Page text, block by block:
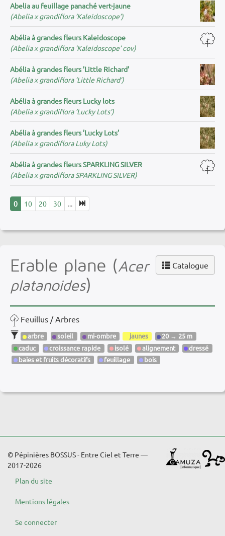
Abelia au feuillage panaché vert-jaune
(Abelia x grandiflora ’Kaleidoscope’)
Abélia à grandes fleurs Kaleidoscope
(Abelia x grandiflora ’Kaleidoscope’ cov)
Abélia à grandes fleurs ’Little Richard’
(Abelia x grandiflora ’Little Richard’)
Abélia à grandes fleurs Lucky lots
(Abelia x grandiflora ’Lucky Lots’)
Abélia à grandes fleurs ’Lucky Lots’
(Abelia x grandiflora Luky Lots)
Abélia à grandes fleurs SPARKLING SILVER
(Abelia x grandiflora SPARKLING SILVER)
0 10 20 30 ...
Catalogue
Erable plane (Acer
platanoides)
Feuillus / Arbres
arbre soleil mi-ombre jaunes
20 → 25 m
caduc
croissance rapide isolé alignement
dressé
baies et fruits décoratifs
feuillage bois
© Pépinières BOSSUS - Entre Ciel et Terre —
2017-2026
Plan du site
Mentions légales
Se connecter